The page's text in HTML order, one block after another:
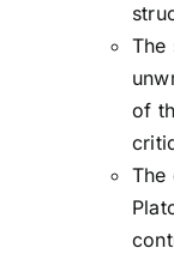
The
of
The